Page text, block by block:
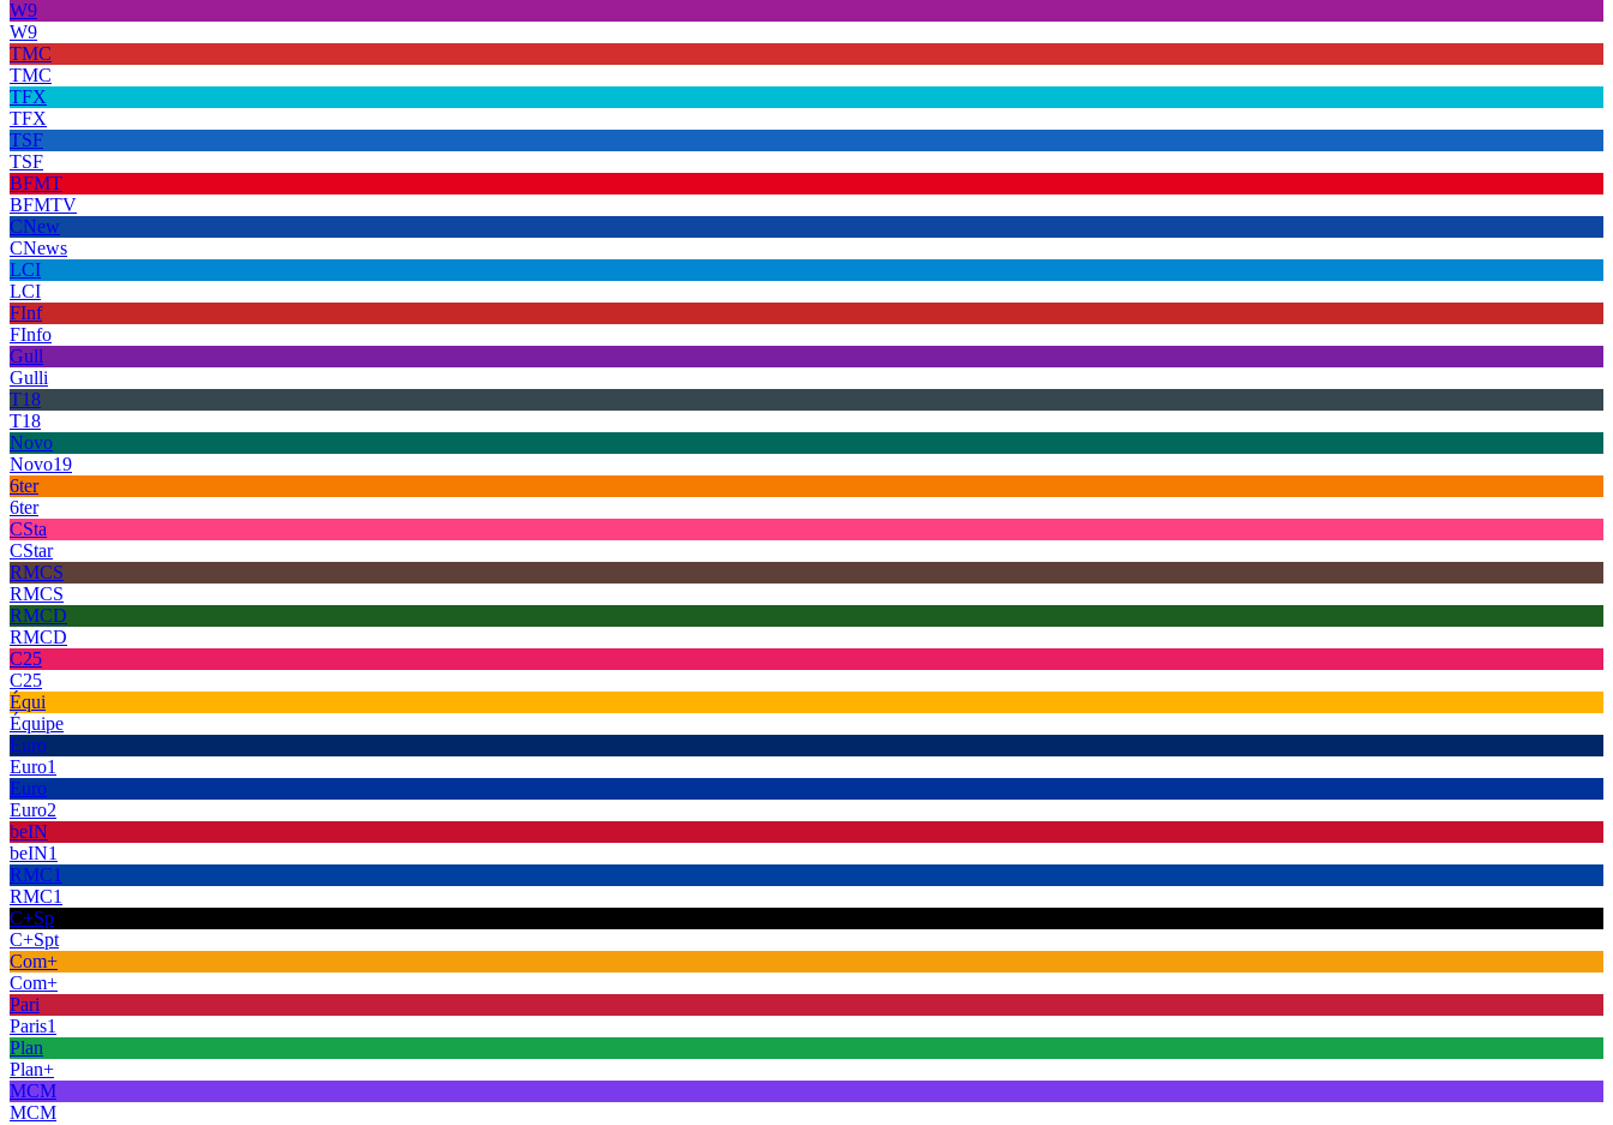
W9
W9
TMC
TMC
TFX
TFX
TSF
TSF
BFMT
BFMTV
CNew
CNews
LCI
LCI
FInf
FInfo
Gull
Gulli
T18
T18
Novo
Novo19
6ter
6ter
CSta
CStar
RMCS
RMCS
RMCD
RMCD
C25
C25
Équi
Équipe
Euro
Euro1
Euro
Euro2
beIN
beIN1
RMC1
RMC1
C+Sp
C+Spt
Com+
Com+
Pari
Paris1
Plan
Plan+
MCM
MCM